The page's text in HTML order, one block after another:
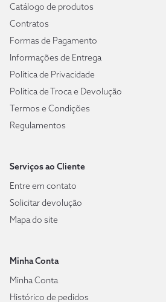
Catálogo de produtos
Contratos
Formas de Pagamento
Informações de Entrega
Política de Privacidade
Política de Troca e Devolução
Termos e Condições
Regulamentos
Serviços ao Cliente
Entre em contato
Solicitar devolução
Mapa do site
Minha Conta
Minha Conta
Histórico de pedidos